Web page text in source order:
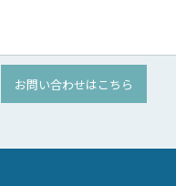
お問い合わせはこちら